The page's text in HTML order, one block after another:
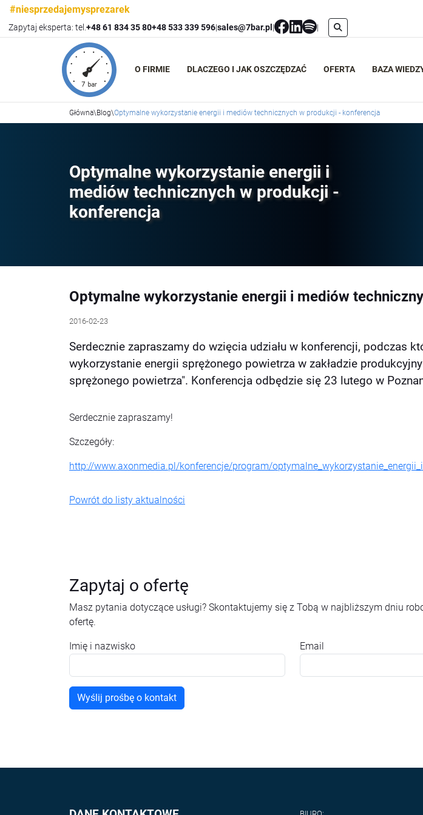
#niesprzedajemysprezarek
Zapytaj eksperta: tel. +48 61 834 35 80+48 533 339 596|sales@7bar.pl| |
O FIRMIE DLACZEGO I JAK OSZCZĘDZAĆ OFERTA BAZA
Główna\Blog\Optymalne wykorzystanie energii i mediów technicznych w produkcji - konferencja
Optymalne wykorzystanie energii i
mediów technicznych w produkcji -
konferencja
Optymalne wykorzystanie energii i mediów
2016-02-23
Serdecznie zapraszamy do wzięcia udziału w konferencji, podczas
wykorzystanie energii sprężonego powietrza w zakładzie
sprężonego powietrza". Konferencja odbędzie się 23 lutego w
Serdecznie zapraszamy!
Szczegóły:
http://www.axonmedia.pl/konferencje/program/
Powrót do listy aktualności
Zapytaj o ofertę
Masz pytania dotyczące usługi? Skontaktujemy się z Tobą w najbliższym dniu
ofertę.
Imię i nazwisko Email